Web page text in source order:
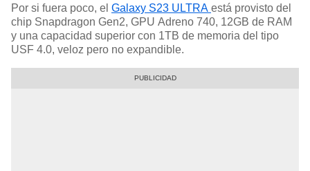
Por si fuera poco, el Galaxy S23 ULTRA está provisto del
chip Snapdragon Gen2, GPU Adreno 740, 12GB de RAM
y una capacidad superior con 1TB de memoria del tipo
USF 4.0, veloz pero no expandible.